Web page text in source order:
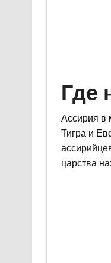
Где
Ассирия в
Тигра и
царства